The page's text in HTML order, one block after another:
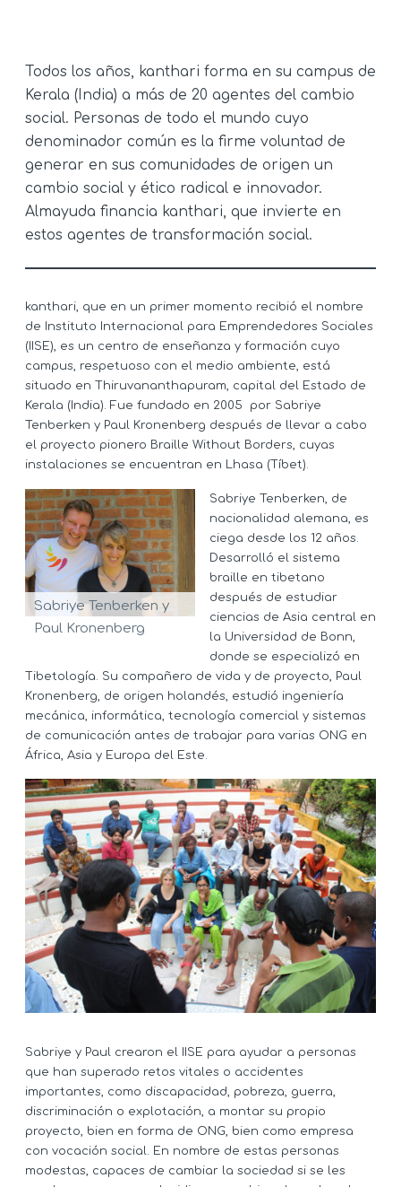
Todos los años, kanthari forma en su campus de
Kerala (India) a más de 20 agentes del cambio
social. Personas de todo el mundo cuyo
denominador común es la firme voluntad de
generar en sus comunidades de origen un
cambio social y ético radical e innovador.
Almayuda financia kanthari, que invierte en
estos agentes de transformación social.
kanthari, que en un primer momento recibió el nombre
de Instituto Internacional para Emprendedores Sociales
(IISE), es un centro de enseñanza y formación cuyo
campus, respetuoso con el medio ambiente, está
situado en Thiruvananthapuram, capital del Estado de
Kerala (India). Fue fundado en 2005 por Sabriye
Tenberken y Paul Kronenberg después de llevar a cabo
el proyecto pionero Braille Without Borders, cuyas
instalaciones se encuentran en Lhasa (Tíbet).
Sabriye Tenberken y
Paul Kronenberg
Sabriye Tenberken, de
nacionalidad alemana, es
ciega desde los 12 años.
Desarrolló el sistema
braille en tibetano
después de estudiar
ciencias de Asia central en
la Universidad de Bonn,
donde se especializó en
Tibetología. Su compañero de vida y de proyecto, Paul
Kronenberg, de origen holandés, estudió ingeniería
mecánica, informática, tecnología comercial y sistemas
de comunicación antes de trabajar para varias ONG en
África, Asia y Europa del Este.
Sabriye y Paul crearon el IISE para ayudar a personas
que han superado retos vitales o accidentes
importantes, como discapacidad, pobreza, guerra,
discriminación o explotación, a montar su propio
proyecto, bien en forma de ONG, bien como empresa
con vocación social. En nombre de estas personas
modestas, capaces de cambiar la sociedad si se les